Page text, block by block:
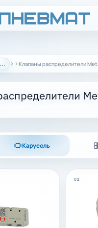
... › ›Клапаны распределители
Карусель
02